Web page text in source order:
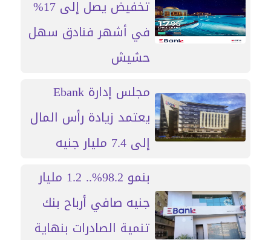
تخفيض يصل إلى 17%
في أشهر فنادق سهل
حشيش
مجلس إدارة Ebank
يعتمد زيادة رأس المال
إلى 7.4 مليار جنيه
بنمو 98.2%.. 1.2 مليار
جنيه صافي أرباح بنك
تنمية الصادرات بنهاية